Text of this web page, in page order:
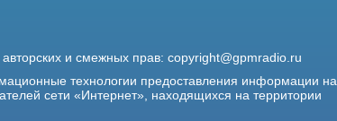
и смежных прав: copyright@gpmradio.ru
технологии предоставления информации на
сети «Интернет», находящихся на территории